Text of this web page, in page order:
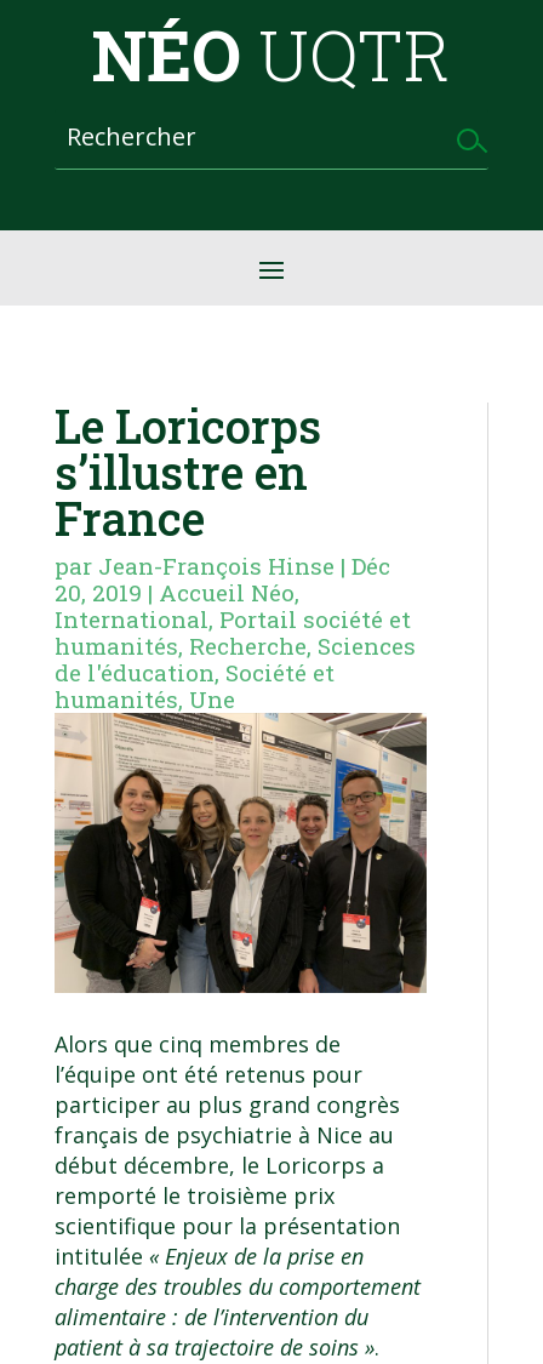
NÉO UQTR
Le Loricorps
s’illustre en
France
par Jean-François Hinse | Déc
20, 2019 | Accueil Néo,
International, Portail société et
humanités, Recherche, Sciences
de l'éducation, Société et
humanités, Une
Alors que cinq membres de
l’équipe ont été retenus pour
participer au plus grand congrès
français de psychiatrie à Nice au
début décembre, le Loricorps a
remporté le troisième prix
scientifique pour la présentation
intitulée « Enjeux de la prise en
charge des troubles du comportement
alimentaire : de l’intervention du
patient à sa trajectoire de soins ».